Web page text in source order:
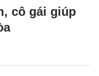
cô gái giúp